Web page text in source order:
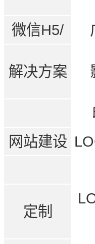
微信H5/
解决方案
网站建设
定制